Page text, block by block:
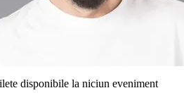
disponibile la niciun eveniment